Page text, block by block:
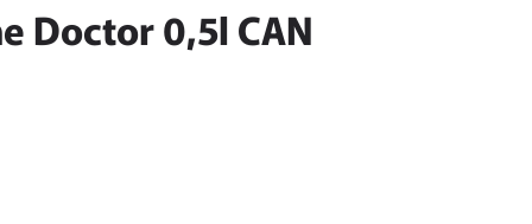
Doctor 0,5l CAN